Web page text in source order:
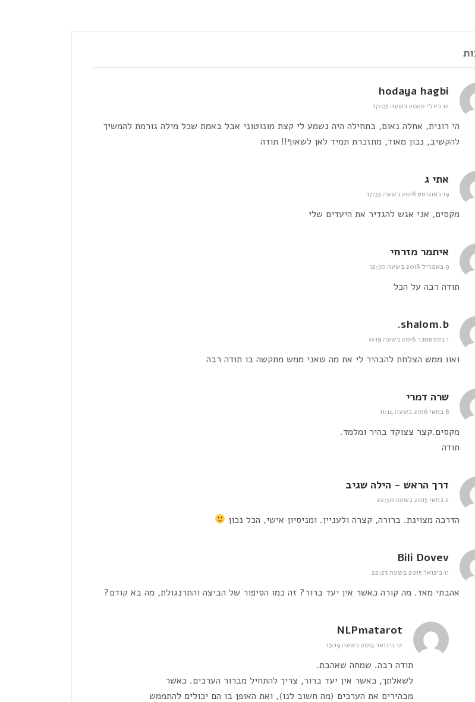
hodaya hagbi
12 ביולי 2020 בשעה 17:03
הי רונית, אחלה נאום, בתחילה היה נשמע לי קצת מונוטוני אבל באמת שכל מילה גורמת להמשיך
להקשיב, נכון מאוד, מתזכרת תמיד לאן לשאוף!! תודה
אתי ג
19 באוגוסט 2018 בשעה 17:33
מקסים, אני אגש להגדיר את היעדים שלי
איתמר מזרחי
9 באפריל 2018 בשעה 12:50
תודה רבה על הכל
shalom.b.
1 בספטמבר 2016 בשעה 0:19
ואוו ממש הצלחת להבהיר לי את מה שאני ממש מתקשה בו תודה רבה
שרה דמרי
8 במאי 2016 בשעה 11:14
מקסים.קצר צצוקד בהיר ומלמד.
תודה
דרך הראש - הילה שגיב
2 במאי 2015 בשעה 22:50
הדרכה מצוינת. ברורה, קצרה ולעניין. ומניסיון אישי, הכל נכון
Bili Dovev
11 בינואר 2015 בשעה 22:23
אהבתי מאד. מה קורה כאשר אין יעד ברור? זה כמו הסיפור של הביצה והתרנגולת, מה בא קודם?
NLPmatarot
12 בינואר 2015 בשעה 13:19
תודה רבה. שמחה שאהבת.
לשאלתך, כאשר אין יעד ברור, צריך להתחיל מברור הערכים. כאשר
מבהירים את הערכים (מה חשוב לנו), ואת האופן בו הם יכולים להתממש